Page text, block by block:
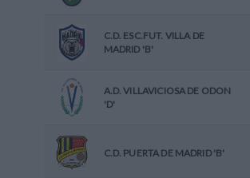
C.D. ESC.FUT. VILLA DE
MADRID 'B'
A.D. VILLAVICIOSA DE ODON
'D'
C.D. PUERTA DE MADRID 'B'